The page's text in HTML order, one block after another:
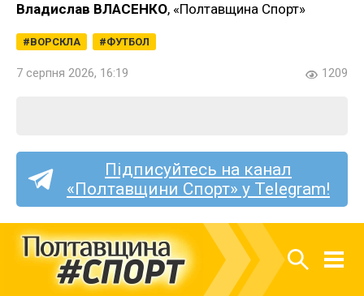
Владислав ВЛАСЕНКО, «Полтавщина Спорт»
ВОРСКЛА ФУТБОЛ
7 серпня 2026, 16:19 1209
Підписуйтесь на канал
«Полтавщини Спорт» у Telegram!